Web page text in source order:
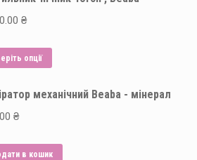
товару
₴
опції
має
Параметри
механічний Beaba - мінерал
₴
в кошик